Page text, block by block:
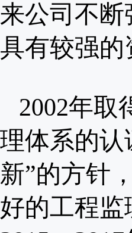
来公司不
具有较强
2002年取
理体系的认
新”的方针
好的工程监